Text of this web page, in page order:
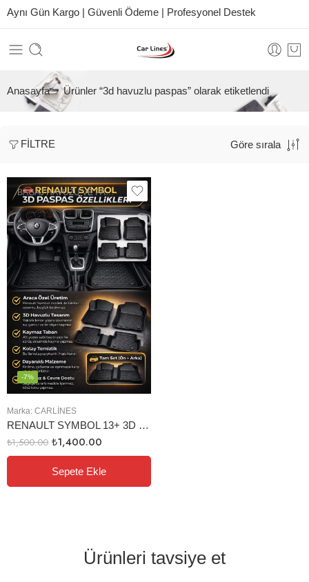
Aynı Gün Kargo | Güvenli Ödeme | Profesyonel Destek
Anasayfa Ürünler “3d havuzlu paspas” olarak etiketlendi
FILTRE Göre sırala
BAGAJ HAVUZU VE PASPAS
Marka: CARLINES
RENAULT SYMBOL 13+ 3D HAVUZLU PASPAS SİYAH
-7%
₺1,500.00 ₺1,400.00
Sepete Ekle
Ürünleri tavsiye et